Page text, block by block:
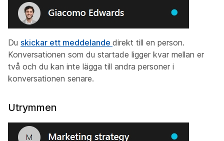
Du skickar ett meddelande direkt till en person.
Konversationen som du startade ligger kvar mellan er
två och du kan inte lägga till andra personer i
konversationen senare.
Utrymmen